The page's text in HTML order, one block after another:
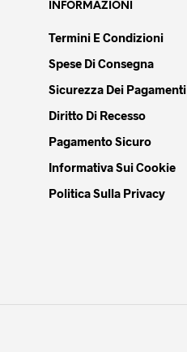
INFORMAZIONI
Termini E Condizioni
Spese Di Consegna
Sicurezza Dei Pagamenti
Diritto Di Recesso
Pagamento Sicuro
Informativa Sui Cookie
Politica Sulla Privacy